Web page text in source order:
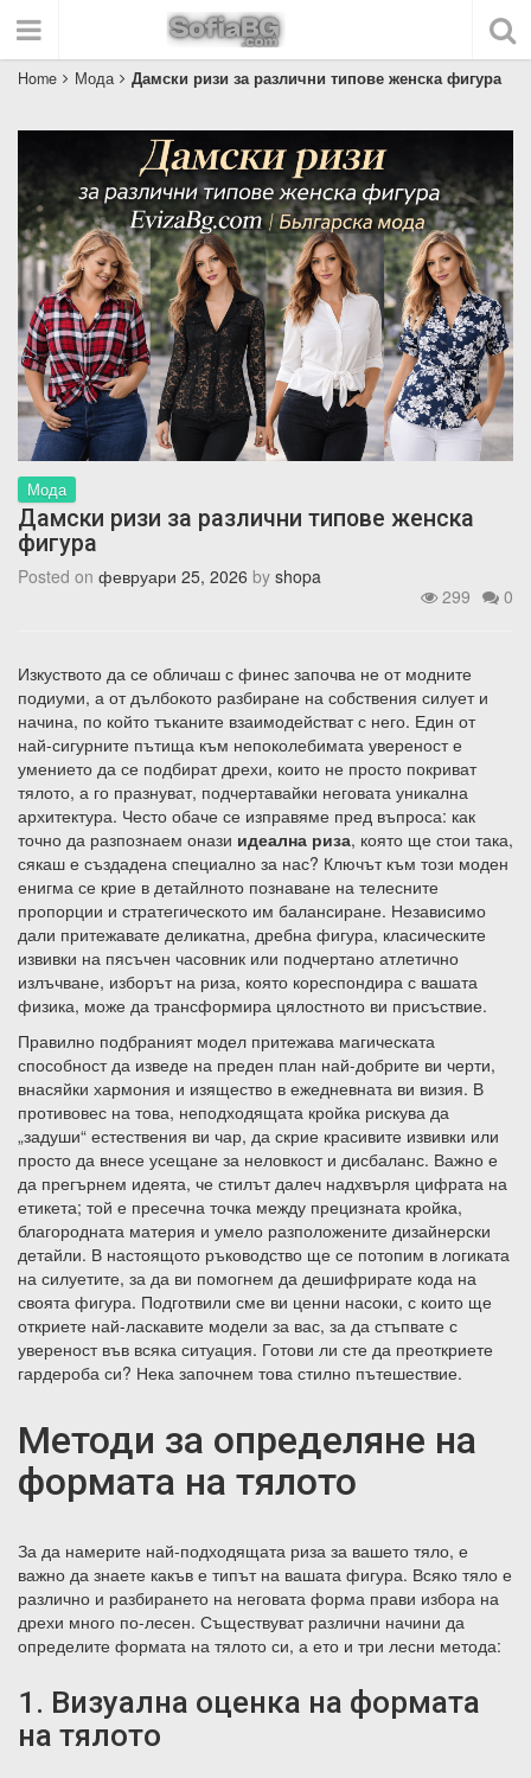
Home Мода Дамски ризи за различни типове женска фигура
Мода
Дамски ризи за различни типове женска
фигура
Posted on февруари 25, 2026 by shopa
299
0
Изкуството да се обличаш с финес започва не от модните
подиуми, а от дълбокото разбиране на собствения силует и
начина, по който тъканите взаимодействат с него. Един от
най-сигурните пътища към непоколебимата увереност е
умението да се подбират дрехи, които не просто покриват
тялото, а го празнуват, подчертавайки неговата уникална
архитектура. Често обаче се изправяме пред въпроса: как
точно да разпознаем онази идеална риза, която ще стои така,
сякаш е създадена специално за нас? Ключът към този моден
енигма се крие в детайлното познаване на телесните
пропорции и стратегическото им балансиране. Независимо
дали притежавате деликатна, дребна фигура, класическите
извивки на пясъчен часовник или подчертано атлетично
излъчване, изборът на риза, която кореспондира с вашата
физика, може да трансформира цялостното ви присъствие.
Правилно подбраният модел притежава магическата
способност да изведе на преден план най-добрите ви черти,
внасяйки хармония и изящество в ежедневната ви визия. В
противовес на това, неподходящата кройка рискува да
„задуши“ естествения ви чар, да скрие красивите извивки или
просто да внесе усещане за неловкост и дисбаланс. Важно е
да прегърнем идеята, че стилът далеч надхвърля цифрата на
етикета; той е пресечна точка между прецизната кройка,
благородната материя и умело разположените дизайнерски
детайли. В настоящото ръководство ще се потопим в логиката
на силуетите, за да ви помогнем да дешифрирате кода на
своята фигура. Подготвили сме ви ценни насоки, с които ще
откриете най-ласкавите модели за вас, за да стъпвате с
увереност във всяка ситуация. Готови ли сте да преоткриете
гардероба си? Нека започнем това стилно пътешествие.
Методи за определяне на
формата на тялото
За да намерите най-подходящата риза за вашето тяло, е
важно да знаете какъв е типът на вашата фигура. Всяко тяло е
различно и разбирането на неговата форма прави избора на
дрехи много по-лесен. Съществуват различни начини да
определите формата на тялото си, а ето и три лесни метода:
1. Визуална оценка на формата
на тялото